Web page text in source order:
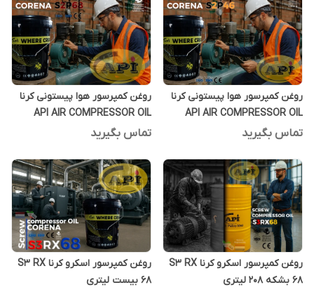
روغن کمپرسور هوا پیستونی کرنا
API AIR COMPRESSOR OIL
CORENA S2P46 بیست لیتری
تماس بگیرید
روغن کمپرسور هوا پیستونی کرنا
API AIR COMPRESSOR OIL
CORENA S2P68 بیست لیتری
تماس بگیرید
روغن کمپرسور اسکرو کرنا S3 RX
68 بشکه 208 لیتری
روغن کمپرسور اسکرو کرنا S3 RX
68 بیست لیتری